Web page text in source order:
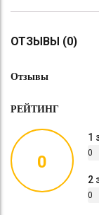
ОТЗЫВЫ (0)
Отзывы
РЕЙТИНГ
0
1
0
2
0